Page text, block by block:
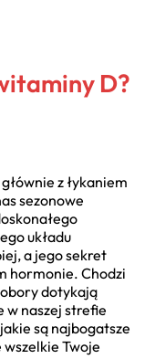
D?
z łykaniem
sezonowe
układu
a jego sekret
hormonie. Chodzi
dotykają
w naszej strefie
są najbogatsze
Twoje